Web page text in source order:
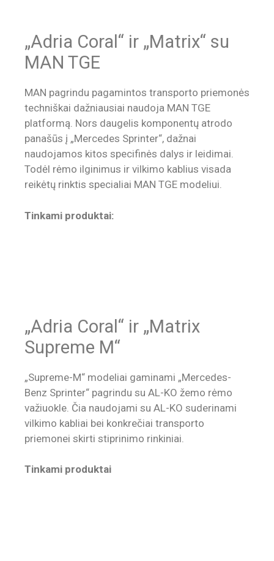
„Adria Coral“ ir „Matrix“ su
MAN TGE
MAN pagrindu pagamintos transporto priemonės
techniškai dažniausiai naudoja MAN TGE
platformą. Nors daugelis komponentų atrodo
panašūs į „Mercedes Sprinter“, dažnai
naudojamos kitos specifinės dalys ir leidimai.
Todėl rėmo ilginimus ir vilkimo kablius visada
reikėtų rinktis specialiai MAN TGE modeliui.
Tinkami produktai:
„Adria Coral“ ir „Matrix
Supreme M“
„Supreme-M“ modeliai gaminami „Mercedes-
Benz Sprinter“ pagrindu su AL-KO žemo rėmo
važiuokle. Čia naudojami su AL-KO suderinami
vilkimo kabliai bei konkrečiai transporto
priemonei skirti stiprinimo rinkiniai.
Tinkami produktai